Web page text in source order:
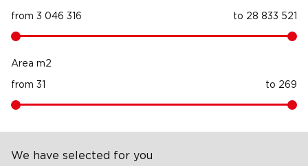
from 3 046 316 to 28 833 521
Area m2
from 31 to 269
We have selected for you